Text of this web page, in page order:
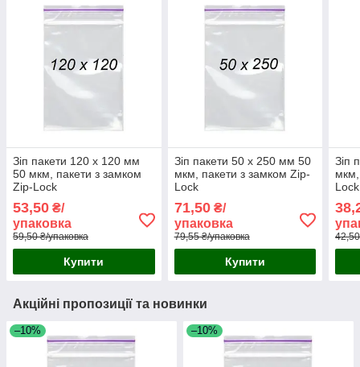
Зіп пакети 120 x 120 мм
50 мкм, пакети з замком
Zip-Lock
53,50 ₴/
упаковка
59,50 ₴/упаковка
Купити
Зіп пакети 50 х 250 мм 50
мкм, пакети з замком Zip-
Lock
71,50₴/
упаковка
79,55 ₴/упаковка
Купити
Зіп
Lock
Акційні пропозиції та новинки
–10% –10%